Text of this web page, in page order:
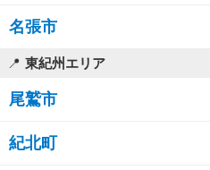
名張市
東紀州エリア
尾鷲市
紀北町